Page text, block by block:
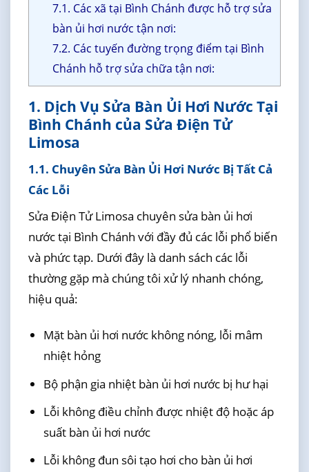
7.1. Các xã tại Bình Chánh được hỗ trợ sửa
bàn ủi hơi nước tận nơi:
7.2. Các tuyến đường trọng điểm tại Bình
Chánh hỗ trợ sửa chữa tận nơi:
1. Dịch Vụ Sửa Bàn Ủi Hơi Nước Tại
Bình Chánh của Sửa Điện Tử
Limosa
1.1. Chuyên Sửa Bàn Ủi Hơi Nước Bị Tất Cả
Các Lỗi
Sửa Điện Tử Limosa chuyên sửa bàn ủi hơi
nước tại Bình Chánh với đầy đủ các lỗi phổ biến
và phức tạp. Dưới đây là danh sách các lỗi
thường gặp mà chúng tôi xử lý nhanh chóng,
hiệu quả:
Mặt bàn ủi hơi nước không nóng, lỗi mâm
nhiệt hỏng
Bộ phận gia nhiệt bàn ủi hơi nước bị hư hại
Lỗi không điều chỉnh được nhiệt độ hoặc áp
suất bàn ủi hơi nước
Lỗi không đun sôi tạo hơi cho bàn ủi hơi